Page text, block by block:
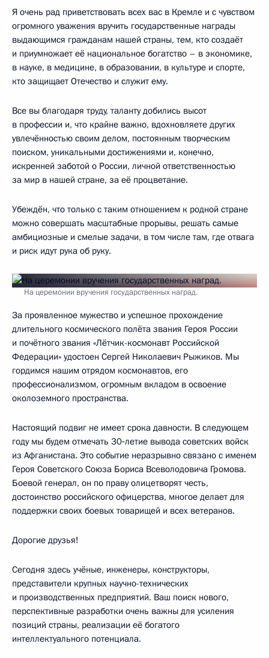
Я очень рад приветствовать всех вас в Кремле и с чувством
огромного уважения вручить государственные награды
выдающимся гражданам нашей страны, тем, кто создаёт
и приумножает её национальное богатство – в экономике,
в науке, в медицине, в образовании, в культуре и спорте,
кто защищает Отечество и служит ему.
Все вы благодаря труду, таланту добились высот
в профессии и, что крайне важно, вдохновляете других
увлечённостью своим делом, постоянным творческим
поиском, уникальными достижениями и, конечно,
искренней заботой о России, личной ответственностью
за мир в нашей стране, за её процветание.
Убеждён, что только с таким отношением к родной стране
можно совершать масштабные прорывы, решать самые
амбициозные и смелые задачи, в том числе там, где отвага
и риск идут рука об руку.
На церемонии вручения государственных наград.
За проявленное мужество и успешное прохождение
длительного космического полёта звания Героя России
и почётного звания «Лётчик-космонавт Российской
Федерации» удостоен Сергей Николаевич Рыжиков. Мы
гордимся нашим отрядом космонавтов, его
профессионализмом, огромным вкладом в освоение
околоземного пространства.
Настоящий подвиг не имеет срока давности. В следующем
году мы будем отмечать 30‑летие вывода советских войск
из Афганистана. Это событие неразрывно связано с именем
Героя Советского Союза Бориса Всеволодовича Громова.
Боевой генерал, он по праву олицетворят честь,
достоинство российского офицерства, многое делает для
поддержки своих боевых товарищей и всех ветеранов.
Дорогие друзья!
Сегодня здесь учёные, инженеры, конструкторы,
представители крупных научно-технических
и производственных предприятий. Ваш поиск нового,
перспективные разработки очень важны для усиления
позиций страны, реализации её богатого
интеллектуального потенциала.